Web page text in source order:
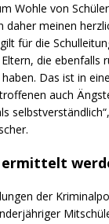
Wohle von
daher meinen
für die
die ebenfalls
Das ist in
auch
der